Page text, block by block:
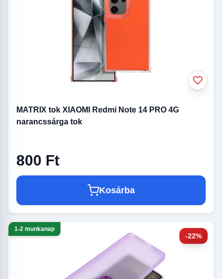
MATRIX tok XIAOMI Redmi Note 14 PRO 4G
narancssárga tok
800 Ft
Kosárba
-22%
1-2 munkanap